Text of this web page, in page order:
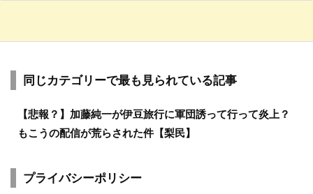
同じカテゴリーで最も見られている記事
【悲報？】加藤純一が伊豆旅行に軍団誘って行って炎上？
もこうの配信が荒らされた件【梨民】
プライバシーポリシー